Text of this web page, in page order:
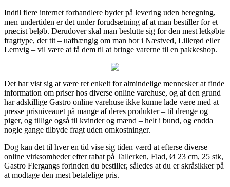
Indtil flere internet forhandlere byder på levering uden beregning,
men undertiden er det under forudsætning af at man bestiller for et
præcist beløb. Derudover skal man beslutte sig for den mest letkøbte
fragttype, der tit – uafhængig om man bor i Næstved, Lillerød eller
Lemvig – vil være at få dem til at bringe varerne til en pakkeshop.
Det har vist sig at være ret enkelt for almindelige mennesker at finde
information om priser hos diverse online varehuse, og af den grund
har adskillige Gastro online varehuse ikke kunne lade være med at
presse prisniveauet på mange af deres produkter – til drenge og
piger, og tillige også til kvinder og mænd – helt i bund, og endda
nogle gange tilbyde fragt uden omkostninger.
Dog kan det til hver en tid vise sig tiden værd at efterse diverse
online virksomheder efter rabat på Tallerken, Flad, Ø 23 cm, 25 stk,
Gastro Flergangs forinden du bestiller, således at du er skråsikker på
at modtage den mest betalelige pris.